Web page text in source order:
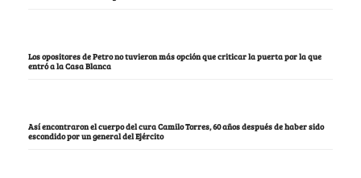
Los opositores de Petro no tuvieron más opción que criticar la puerta por la que
entró a la Casa Blanca
Así encontraron el cuerpo del cura Camilo Torres, 60 años después de haber sido
escondido por un general del Ejército